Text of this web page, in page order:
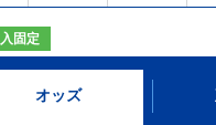
固定
オッズ